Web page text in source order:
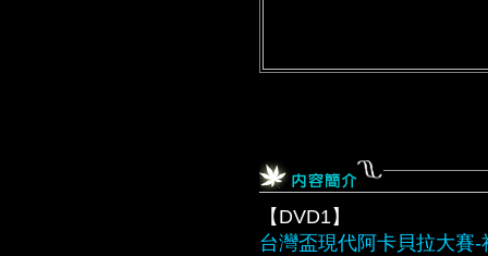
【DVD1】
台灣盃現代阿卡貝拉大賽